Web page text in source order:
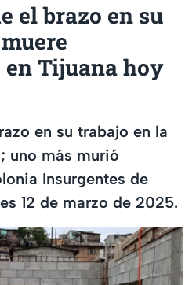
el brazo en su
Tijuana hoy
en su trabajo en la
uno más murió
Insurgentes de
12 de marzo de 2025.